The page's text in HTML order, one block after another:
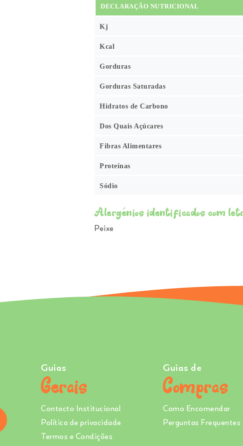
DECLARAÇÃO NUTRICIONAL
Kj
Kcal
Gorduras
Gorduras Saturadas
Hidratos de Carbono
Dos Quais Açúcares
Fibras Alimentares
Proteínas
Sódio
Alergénios identificados com
Peixe
Guias
Gerais
Contacto Institucional
Política de privacidade
Termos e Condições
Guias de
Compras
Como Encomendar
Perguntas Frequentes